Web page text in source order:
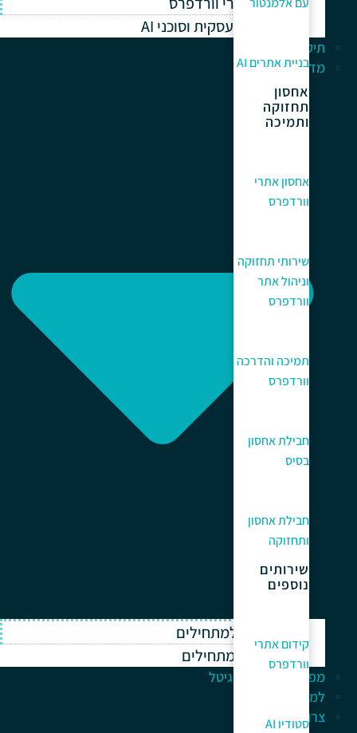
בניית אתרים AI
אחסון
תחזוקה
ותמיכה
אחסון אתרי
וורדפרס
שירותי תחזוקה
וניהול אתר
וורדפרס
תמיכה והדרכה
וורדפרס
חבילת אחסון
בסיס
חבילת אחסון
ותחזוקה
שירותים
נוספים
קידום אתרי
וורדפרס
סטודיו AI
אוטומציה עסקית וסוכני AI
תיק עבודות
מדריך למתחלים
וורדפרס למתחילים
ווקומרס למתחילים
מפתח לעולם הדיגיטל
למה כאן?
צרו קשר